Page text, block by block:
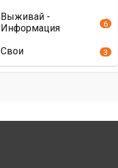
Выживай -
Информация
6
Свои 3